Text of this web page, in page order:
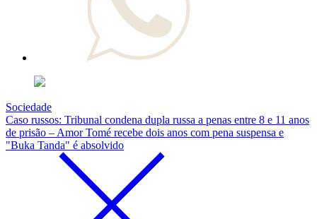
Sociedade
Caso russos: Tribunal condena dupla russa a penas entre 8 e 11 anos
de prisão – Amor Tomé recebe dois anos com pena suspensa e
"Buka Tanda" é absolvido